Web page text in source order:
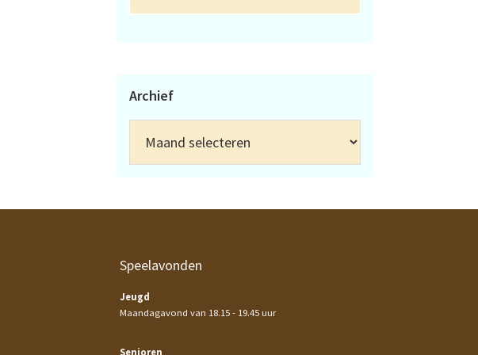
Archief
Speelavonden
Jeugd
Maandagavond van 18.15 - 19.45 uur
Senioren